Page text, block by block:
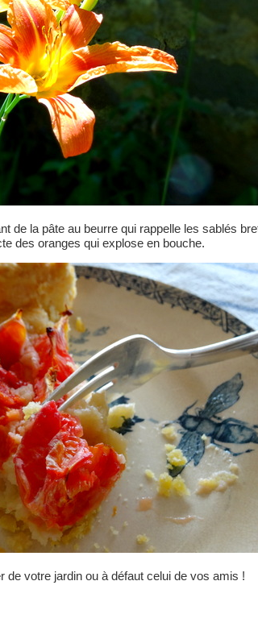
de la pâte au beurre qui rappelle les sablés
des oranges qui explose en bouche.
de votre jardin ou à défaut celui de vos amis !